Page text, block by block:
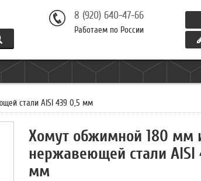
8 (920) 640-47-66
Работаем по России
стали AISI 439 0,5 мм
Хомут обжимной 180 мм
нержавеющей стали AISI
мм